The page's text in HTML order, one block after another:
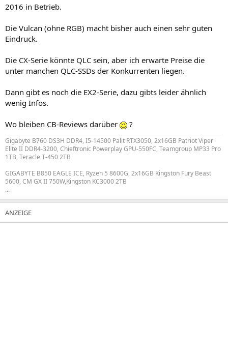
2016 in Betrieb.
Die Vulcan (ohne RGB) macht bisher auch einen sehr guten
Eindruck.
Die CX-Serie könnte QLC sein, aber ich erwarte Preise die
unter manchen QLC-SSDs der Konkurrenten liegen.
Dann gibt es noch die EX2-Serie, dazu gibts leider ähnlich
wenig Infos.
Wo bleiben CB-Reviews darüber ?
Gigabyte B760 DS3H DDR4, I5-14500 Palit RTX3050, 2x16GB Patriot Viper
Elite II DDR4-3200, Chieftronic Powerplay GPU-550FC, Teamgroup MP33 Pro
1TB, Teracle T-450 2TB
GIGABYTE B850 EAGLE ICE, Ryzen 5 8600G, 2x16GB Kingston Fury Beast
5600, CM GX II 750W,Kingston KC3000 2TB
...